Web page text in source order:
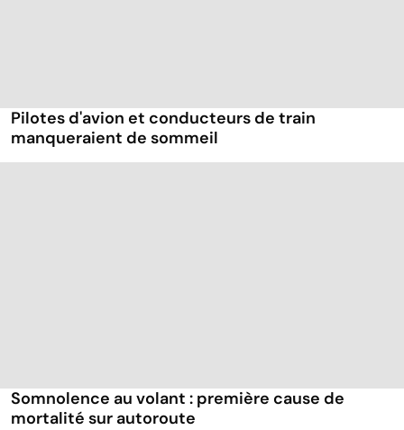
Pilotes d'avion et conducteurs de train
manqueraient de sommeil
Somnolence au volant : première cause de
mortalité sur autoroute